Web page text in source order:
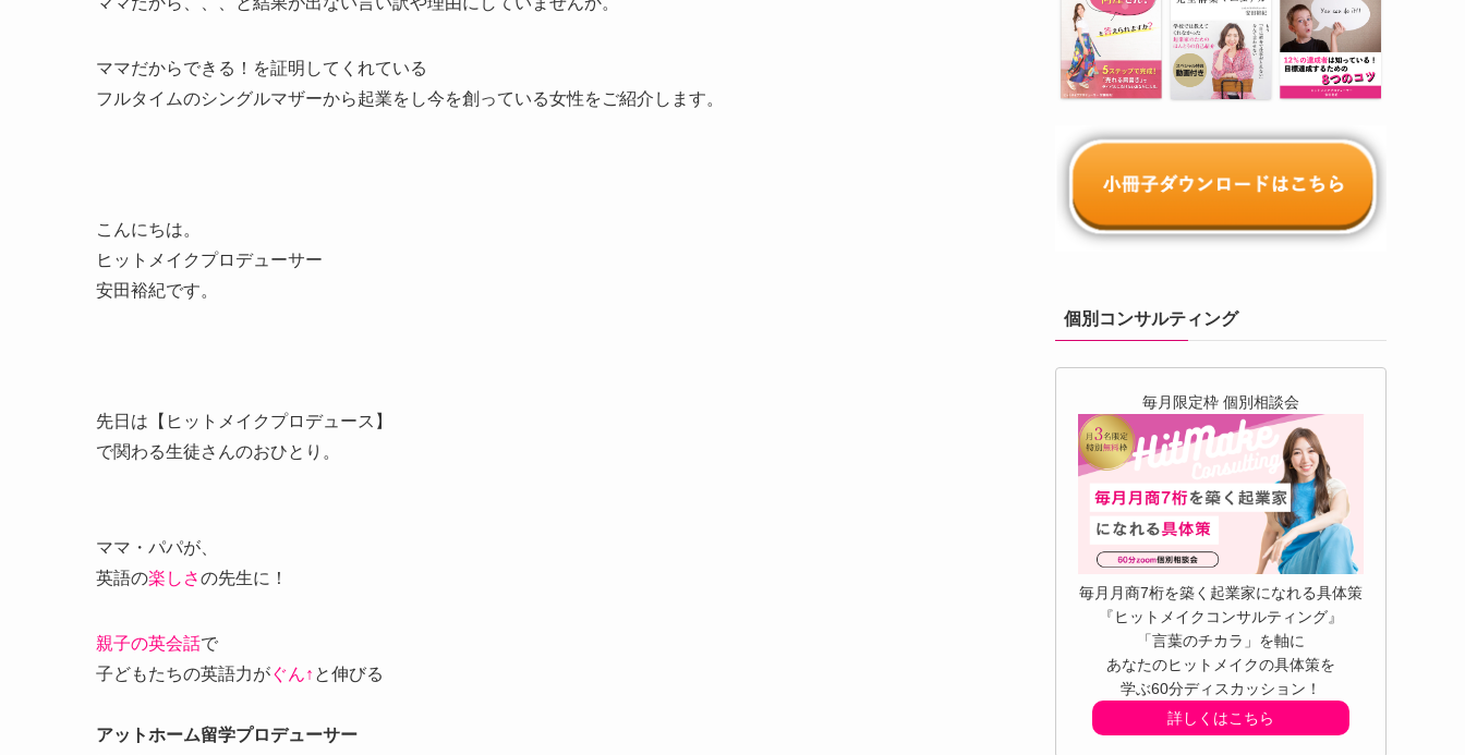
ママだからできる！を証明してくれている
フルタイムのシングルマザーから起業をし今を創っている女性をご紹介します。
こんにちは。
ヒットメイクプロデューサー
安田裕紀です。
先日は【ヒットメイクプロデュース】
で関わる生徒さんのおひとり。
ママ・パパが、
英語の楽しさの先生に！
親子の英会話で
子どもたちの英語力がぐん↑ と伸びる
アットホーム留学プロデューサー
個別コンサルティング
毎月限定枠 個別相談会
毎月月商7桁を築く起業家になれる具体策
『ヒットメイクコンサルティング』
「言葉のチカラ」を軸に
あなたのヒットメイクの具体策を
学ぶ60分ディスカッション！
詳しくはこちら